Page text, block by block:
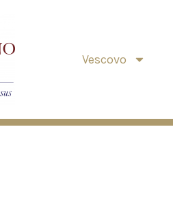
Vescovo